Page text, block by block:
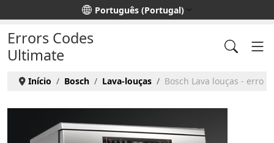
Escolha o seu idioma Português (Portugal)
Errors Codes
Ultimate
Início Bosch Lava-louças Bosch Lava louças - erro